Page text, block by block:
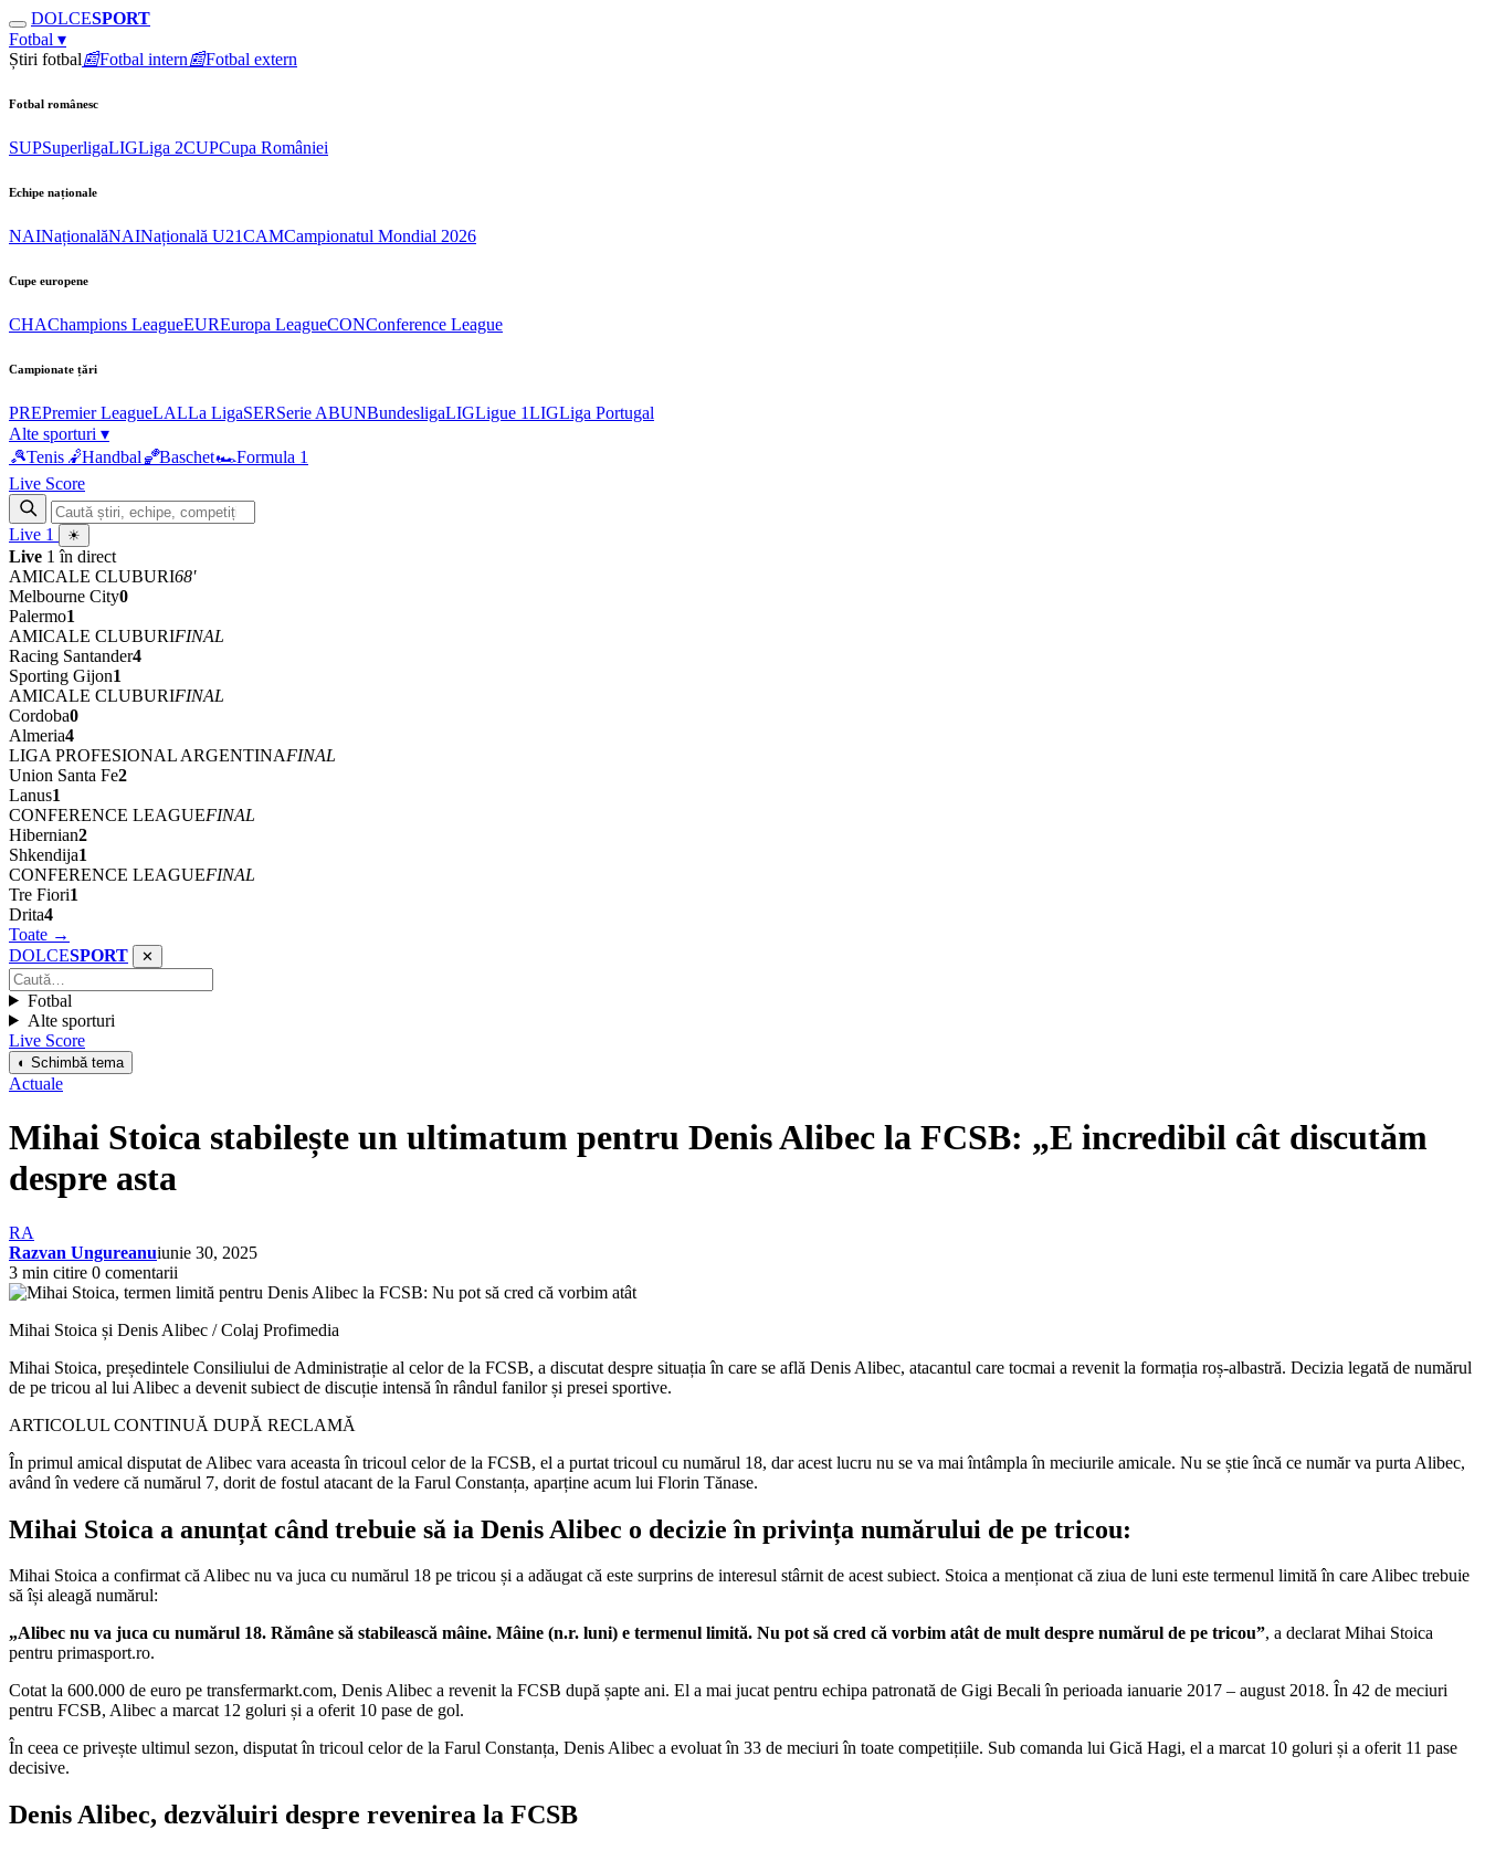
DOLCESPORT
Fotbal ▾
Știri fotbal📰Fotbal intern📰Fotbal extern
Fotbal românesc
SUPSuperligaLIGLiga 2CUPCupa României
Echipe naționale
NAINaționalăNAINațională U21CAMCampionatul Mondial 2026
Cupe europene
CHAChampions LeagueEUREuropa LeagueCONConference League
Campionate țări
PREPremier LeagueLALLa LigaSERSerie ABUNBundesligaLIGLigue 1LIGLiga Portugal
Alte sporturi ▾
🎾Tenis 🤾Handbal🏀Baschet🏎Formula 1
Live Score
Live 1 ☀
Live 1 în direct
AMICALE CLUBURI68'
Melbourne City0
Palermo1
AMICALE CLUBURIFINAL
Racing Santander4
Sporting Gijon1
AMICALE CLUBURIFINAL
Cordoba0
Almeria4
LIGA PROFESIONAL ARGENTINAFINAL
Union Santa Fe2
Lanus1
CONFERENCE LEAGUEFINAL
Hibernian2
Shkendija1
CONFERENCE LEAGUEFINAL
Tre Fiori1
Drita4
Toate →
DOLCESPORT ✕
Fotbal
Alte sporturi
Live Score
◐ Schimbă tema
Actuale
Mihai Stoica stabilește un ultimatum pentru Denis Alibec la FCSB: „E incredibil cât discutăm
despre asta
RA
Razvan Ungureanuiunie 30, 2025
3 min citire 0 comentarii
Mihai Stoica și Denis Alibec / Colaj Profimedia
Mihai Stoica, președintele Consiliului de Administrație al celor de la FCSB, a discutat despre situația în care se află Denis Alibec, atacantul care tocmai a revenit la formația roș-albastră. Decizia legată de numărul
de pe tricou al lui Alibec a devenit subiect de discuție intensă în rândul fanilor și presei sportive.
ARTICOLUL CONTINUĂ DUPĂ RECLAMĂ
În primul amical disputat de Alibec vara aceasta în tricoul celor de la FCSB, el a purtat tricoul cu numărul 18, dar acest lucru nu se va mai întâmpla în meciurile amicale. Nu se știe încă ce număr va purta Alibec,
având în vedere că numărul 7, dorit de fostul atacant de la Farul Constanța, aparține acum lui Florin Tănase.
Mihai Stoica a anunțat când trebuie să ia Denis Alibec o decizie în privința numărului de pe tricou:
Mihai Stoica a confirmat că Alibec nu va juca cu numărul 18 pe tricou și a adăugat că este surprins de interesul stârnit de acest subiect. Stoica a menționat că ziua de luni este termenul limită în care Alibec trebuie
să își aleagă numărul:
„Alibec nu va juca cu numărul 18. Rămâne să stabilească mâine. Mâine (n.r. luni) e termenul limită. Nu pot să cred că vorbim atât de mult despre numărul de pe tricou”, a declarat Mihai Stoica
pentru primasport.ro.
Cotat la 600.000 de euro pe transfermarkt.com, Denis Alibec a revenit la FCSB după șapte ani. El a mai jucat pentru echipa patronată de Gigi Becali în perioada ianuarie 2017 – august 2018. În 42 de meciuri
pentru FCSB, Alibec a marcat 12 goluri și a oferit 10 pase de gol.
În ceea ce privește ultimul sezon, disputat în tricoul celor de la Farul Constanța, Denis Alibec a evoluat în 33 de meciuri în toate competițiile. Sub comanda lui Gică Hagi, el a marcat 10 goluri și a oferit 11 pase
decisive.
Denis Alibec, dezvăluiri despre revenirea la FCSB